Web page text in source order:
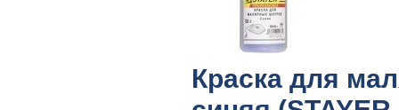
Краска для